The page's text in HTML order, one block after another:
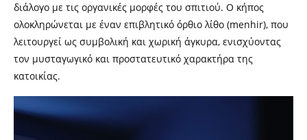
διάλογο με τις οργανικές μορφές του σπιτιού. Ο κήπος
ολοκληρώνεται με έναν επιβλητικό όρθιο λίθο (menhir), που
λειτουργεί ως συμβολική και χωρική άγκυρα, ενισχύοντας
τον μυσταγωγικό και προστατευτικό χαρακτήρα της
κατοικίας.